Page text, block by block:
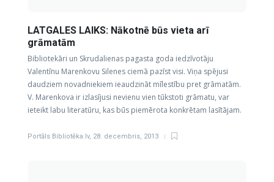
LATGALES LAIKS: Nākotnē būs vieta arī
grāmatām
Bibliotekāri un Skrudalienas pagasta goda iedzīvotāju
Valentīnu Marenkovu Silenes ciemā pazīst visi. Viņa spējusi
daudziem novadniekiem ieaudzināt mīlestību pret grāmatām.
V. Marenkova ir izlasījusi nevienu vien tūkstoti grāmatu, var
ieteikt labu literatūru, kas būs piemērota konkrētam lasītājam.
Portāls Bibliotēka.lv, 28. decembris, 2013